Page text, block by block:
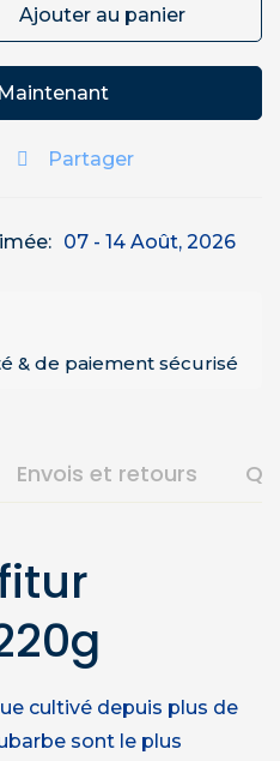
Ajouter au panier
Partager
07 - 14 Août, 2026
& de paiement sécurisé
Envois et retours
cultivé depuis plus de
sont le plus